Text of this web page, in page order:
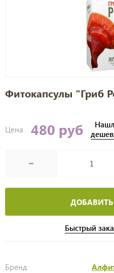
Фитокапсулы "Гриб
Цена 480 руб
ДОБАВИТЬ
Быстрый
Бренд